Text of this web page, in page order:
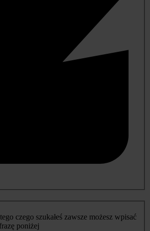
czego szukałeś zawsze możesz wpisać
poniżej